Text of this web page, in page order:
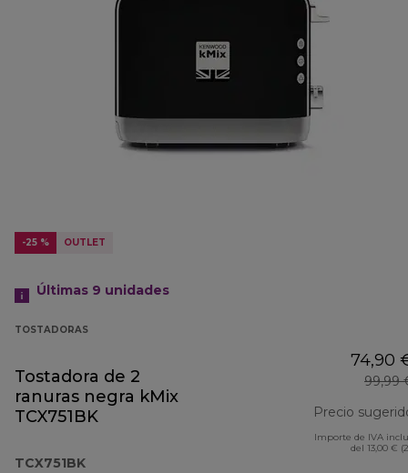
-25 % OUTLET
Últimas 9 unidades
TOSTADORAS
Tostadora de 2
ranuras negra kMix
TCX751BK
TCX751BK
74,90
99,99
Precio
Importe de IVA
del 13,00 €